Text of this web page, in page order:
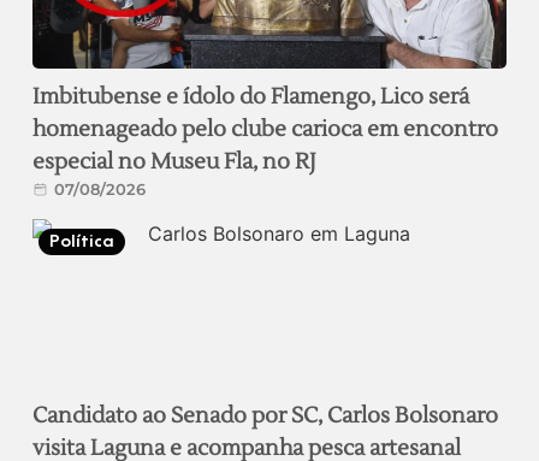
Imbitubense e ídolo do Flamengo, Lico será
homenageado pelo clube carioca em encontro
especial no Museu Fla, no RJ
07/08/2026
Política
Candidato ao Senado por SC, Carlos Bolsonaro
visita Laguna e acompanha pesca artesanal